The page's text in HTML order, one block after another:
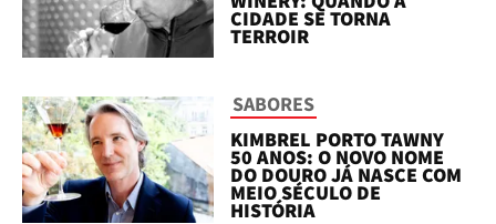
CIDADE SE TORNA
TERROIR
SABORES
KIMBREL PORTO TAWNY
50 ANOS: O NOVO NOME
DO DOURO JÁ NASCE COM
MEIO SÉCULO DE
HISTÓRIA